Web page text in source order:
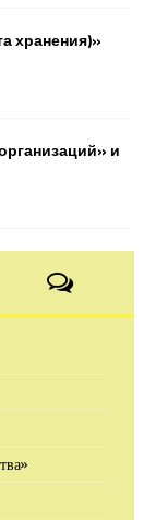
хранения)»
и